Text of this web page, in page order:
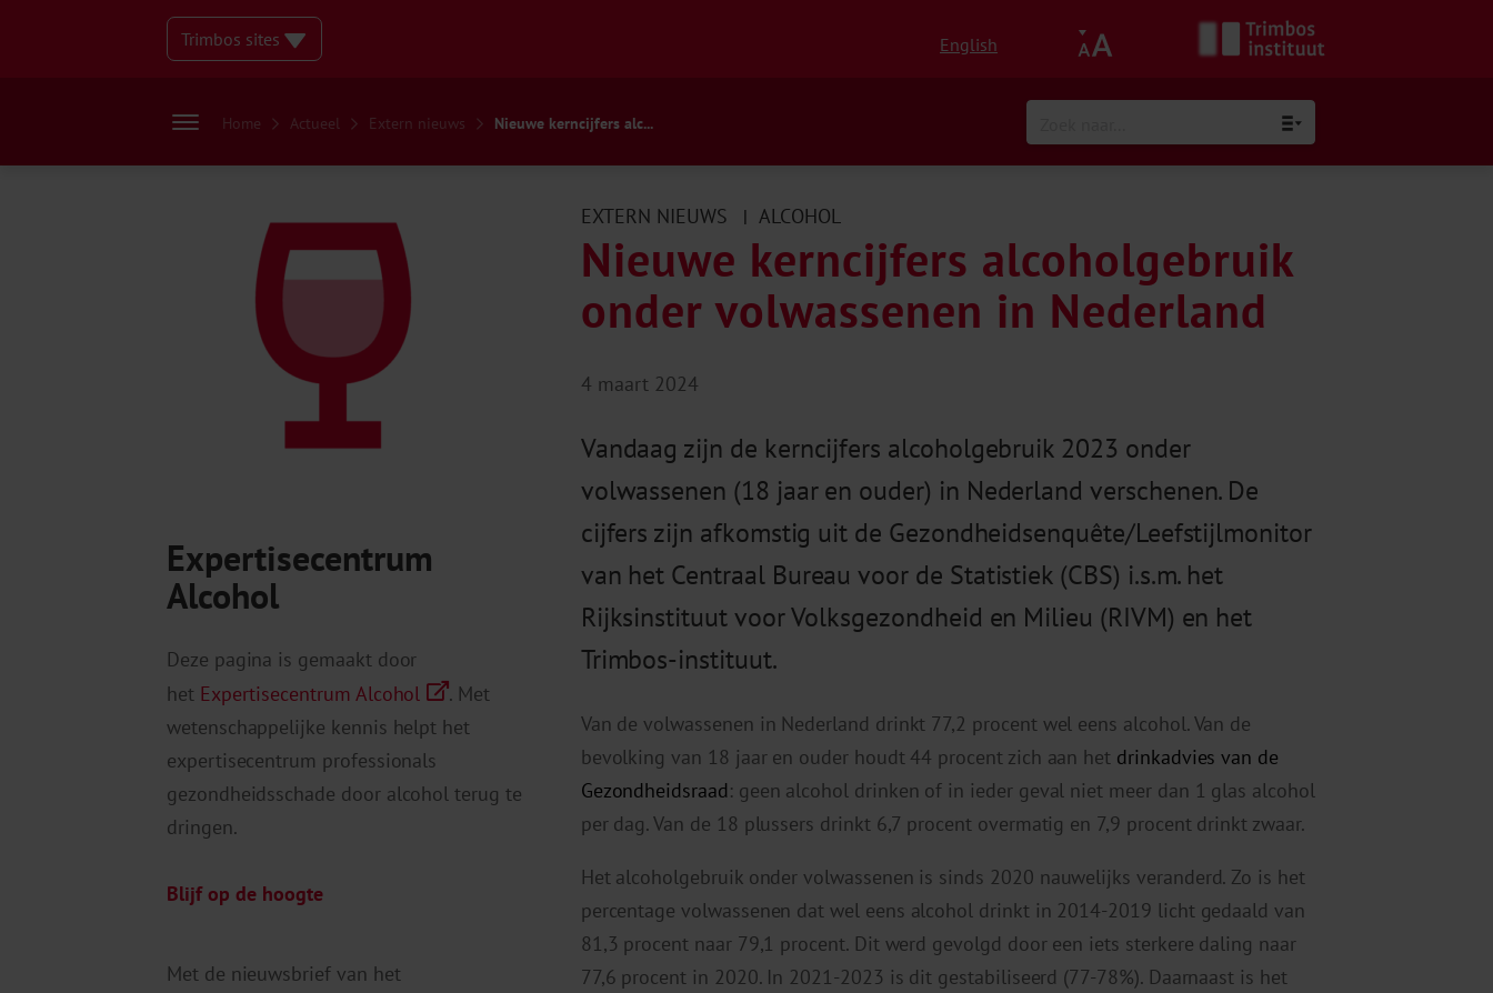
Trimbos sites English
Home Actueel Extern nieuws Nieuwe kerncijfers alc...
Expertisecentrum
Alcohol
Deze pagina is gemaakt door
het Expertisecentrum Alcohol
. Met
wetenschappelijke kennis helpt het
expertisecentrum professionals
gezondheidsschade door alcohol terug te
dringen.
Blijf op de hoogte
Met de nieuwsbrief van het
EXTERN NIEUWS | ALCOHOL
Nieuwe kerncijfers alcoholgebruik
onder volwassenen in Nederland
4 maart 2024
Vandaag zijn de kerncijfers alcoholgebruik 2023 onder
volwassenen (18 jaar en ouder) in Nederland verschenen. De
cijfers zijn afkomstig uit de Gezondheidsenquête/Leefstijlmonitor
van het Centraal Bureau voor de Statistiek (CBS) i.s.m. het
Rijksinstituut voor Volksgezondheid en Milieu (RIVM) en het
Trimbos-instituut.
Van de volwassenen in Nederland drinkt 77,2 procent wel eens alcohol. Van de
bevolking van 18 jaar en ouder houdt 44 procent zich aan het drinkadvies van de
Gezondheidsraad: geen alcohol drinken of in ieder geval niet meer dan 1 glas alcohol
per dag. Van de 18 plussers drinkt 6,7 procent overmatig en 7,9 procent drinkt zwaar.
Het alcoholgebruik onder volwassenen is sinds 2020 nauwelijks veranderd. Zo is het
percentage volwassenen dat wel eens alcohol drinkt in 2014-2019 licht gedaald van
81,3 procent naar 79,1 procent. Dit werd gevolgd door een iets sterkere daling naar
77,6 procent in 2020. In 2021-2023 is dit gestabiliseerd (77-78%). Daarnaast is het